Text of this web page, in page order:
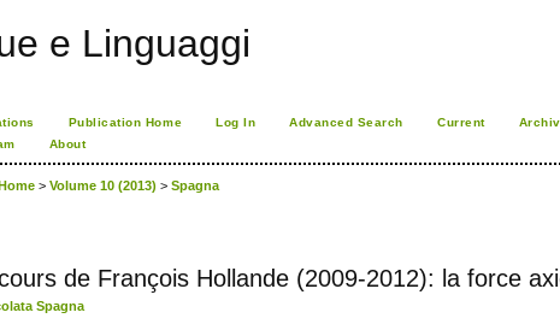
e Linguaggi
Publication Home Log In Advanced Search Current
About
>Volume 10 (2013) >Spagna
de François Hollande (2009-2012): la force
Spagna